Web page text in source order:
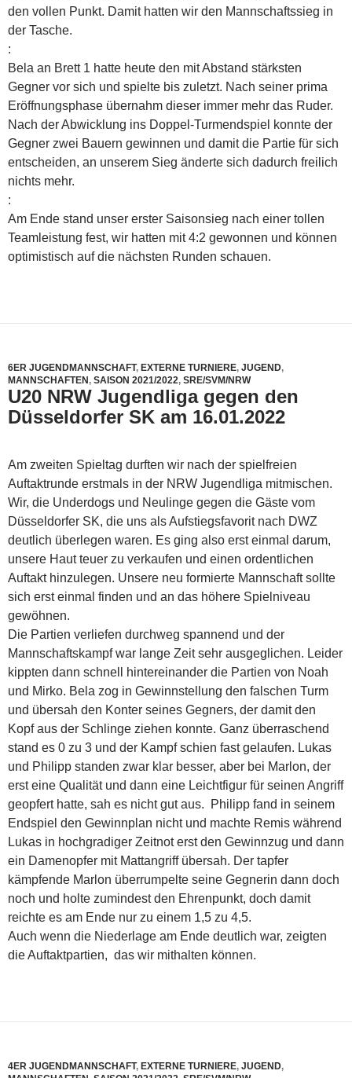
den vollen Punkt. Damit hatten wir den Mannschaftssieg in
der Tasche.
:
Bela an Brett 1 hatte heute den mit Abstand stärksten
Gegner vor sich und spielte bis zuletzt. Nach seiner prima
Eröffnungsphase übernahm dieser immer mehr das Ruder.
Nach der Abwicklung ins Doppel-Turmendspiel konnte der
Gegner zwei Bauern gewinnen und damit die Partie für sich
entscheiden, an unserem Sieg änderte sich dadurch freilich
nichts mehr.
:
Am Ende stand unser erster Saisonsieg nach einer tollen
Teamleistung fest, wir hatten mit 4:2 gewonnen und können
optimistisch auf die nächsten Runden schauen.
6ER JUGENDMANNSCHAFT, EXTERNE TURNIERE, JUGEND,
MANNSCHAFTEN , SAISON 2021/2022, SRE/SVM/NRW
U20 NRW Jugendliga gegen den
Düsseldorfer SK am 16.01.2022
Am zweiten Spieltag durften wir nach der spielfreien
Auftaktrunde erstmals in der NRW Jugendliga mitmischen.
Wir, die Underdogs und Neulinge gegen die Gäste vom
Düsseldorfer SK, die uns als Aufstiegsfavorit nach DWZ
deutlich überlegen waren. Es ging also erst einmal darum,
unsere Haut teuer zu verkaufen und einen ordentlichen
Auftakt hinzulegen. Unsere neu formierte Mannschaft sollte
sich erst einmal finden und an das höhere Spielniveau
gewöhnen.
Die Partien verliefen durchweg spannend und der
Mannschaftskampf war lange Zeit sehr ausgeglichen. Leider
kippten dann schnell hintereinander die Partien von Noah
und Mirko. Bela zog in Gewinnstellung den falschen Turm
und übersah den Konter seines Gegners, der damit den
Kopf aus der Schlinge ziehen konnte. Ganz überraschend
stand es 0 zu 3 und der Kampf schien fast gelaufen. Lukas
und Philipp standen zwar klar besser, aber bei Marlon, der
erst eine Qualität und dann eine Leichtfigur für seinen Angriff
geopfert hatte, sah es nicht gut aus. Philipp fand in seinem
Endspiel den Gewinnplan nicht und machte Remis während
Lukas in hochgradiger Zeitnot erst den Gewinnzug und dann
ein Damenopfer mit Mattangriff übersah. Der tapfer
kämpfende Marlon überrumpelte seine Gegnerin dann doch
noch und holte zumindest den Ehrenpunkt, doch damit
reichte es am Ende nur zu einem 1,5 zu 4,5.
Auch wenn die Niederlage am Ende deutlich war, zeigten
die Auftaktpartien, das wir mithalten können.
4ER JUGENDMANNSCHAFT, EXTERNE TURNIERE, JUGEND,